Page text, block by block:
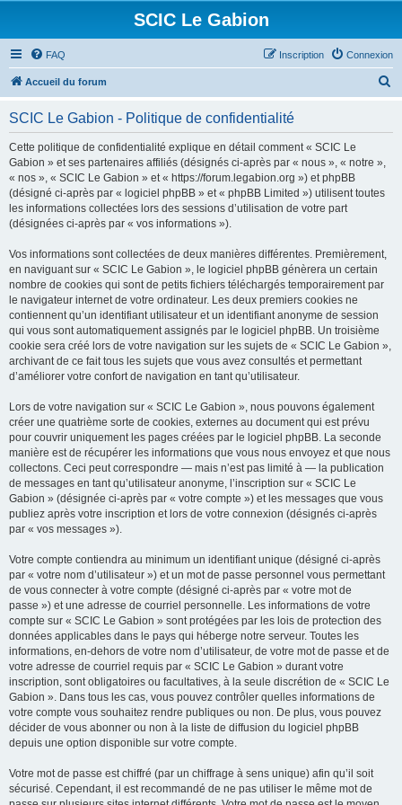
SCIC Le Gabion
FAQ Connexion
Inscription
Accueil du forum
SCIC Le Gabion - Politique de confidentialité
Cette politique de confidentialité explique en détail comment « SCIC Le
Gabion » et ses partenaires affiliés (désignés ci-après par « nous », « notre »,
« nos », « SCIC Le Gabion » et « https://forum.legabion.org ») et phpBB
(désigné ci-après par « logiciel phpBB » et « phpBB Limited ») utilisent toutes
les informations collectées lors des sessions d’utilisation de votre part
(désignées ci-après par « vos informations »).
Vos informations sont collectées de deux manières différentes. Premièrement,
en naviguant sur « SCIC Le Gabion », le logiciel phpBB génèrera un certain
nombre de cookies qui sont de petits fichiers téléchargés temporairement par
le navigateur internet de votre ordinateur. Les deux premiers cookies ne
contiennent qu’un identifiant utilisateur et un identifiant anonyme de session
qui vous sont automatiquement assignés par le logiciel phpBB. Un troisième
cookie sera créé lors de votre navigation sur les sujets de « SCIC Le Gabion »,
archivant de ce fait tous les sujets que vous avez consultés et permettant
d’améliorer votre confort de navigation en tant qu’utilisateur.
Lors de votre navigation sur « SCIC Le Gabion », nous pouvons également
créer une quatrième sorte de cookies, externes au document qui est prévu
pour couvrir uniquement les pages créées par le logiciel phpBB. La seconde
manière est de récupérer les informations que vous nous envoyez et que nous
collectons. Ceci peut correspondre — mais n’est pas limité à — la publication
de messages en tant qu’utilisateur anonyme, l’inscription sur « SCIC Le
Gabion » (désignée ci-après par « votre compte ») et les messages que vous
publiez après votre inscription et lors de votre connexion (désignés ci-après
par « vos messages »).
Votre compte contiendra au minimum un identifiant unique (désigné ci-après
par « votre nom d’utilisateur ») et un mot de passe personnel vous permettant
de vous connecter à votre compte (désigné ci-après par « votre mot de
passe ») et une adresse de courriel personnelle. Les informations de votre
compte sur « SCIC Le Gabion » sont protégées par les lois de protection des
données applicables dans le pays qui héberge notre serveur. Toutes les
informations, en-dehors de votre nom d’utilisateur, de votre mot de passe et de
votre adresse de courriel requis par « SCIC Le Gabion » durant votre
inscription, sont obligatoires ou facultatives, à la seule discrétion de « SCIC Le
Gabion ». Dans tous les cas, vous pouvez contrôler quelles informations de
votre compte vous souhaitez rendre publiques ou non. De plus, vous pouvez
décider de vous abonner ou non à la liste de diffusion du logiciel phpBB
depuis une option disponible sur votre compte.
Votre mot de passe est chiffré (par un chiffrage à sens unique) afin qu’il soit
sécurisé. Cependant, il est recommandé de ne pas utiliser le même mot de